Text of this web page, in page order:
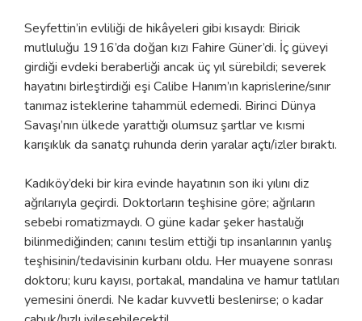
Seyfettin’in evliliği de hikâyeleri gibi kısaydı: Biricik
mutluluğu 1916’da doğan kızı Fahire Güner’di. İç güveyi
girdiği evdeki beraberliği ancak üç yıl sürebildi; severek
hayatını birleştirdiği eşi Calibe Hanım’ın kaprislerine/sınır
tanımaz isteklerine tahammül edemedi. Birinci Dünya
Savaşı’nın ülkede yarattığı olumsuz şartlar ve kısmi
karışıklık da sanatçı ruhunda derin yaralar açtı/izler bıraktı.
Kadıköy’deki bir kira evinde hayatının son iki yılını diz
ağrılarıyla geçirdi. Doktorların teşhisine göre; ağrıların
sebebi romatizmaydı. O güne kadar şeker hastalığı
bilinmediğinden; canını teslim ettiği tıp insanlarının yanlış
teşhisinin/tedavisinin kurbanı oldu. Her muayene sonrası
doktoru; kuru kayısı, portakal, mandalina ve hamur tatlıları
yemesini önerdi. Ne kadar kuvvetli beslenirse; o kadar